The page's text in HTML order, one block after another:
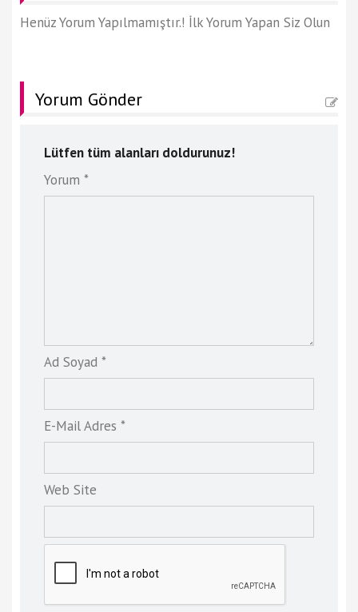
Henüz Yorum Yapılmamıştır.! İlk Yorum Yapan Siz Olun
Yorum Gönder
Lütfen tüm alanları doldurunuz!
Yorum *
Ad Soyad *
E-Mail Adres *
Web Site